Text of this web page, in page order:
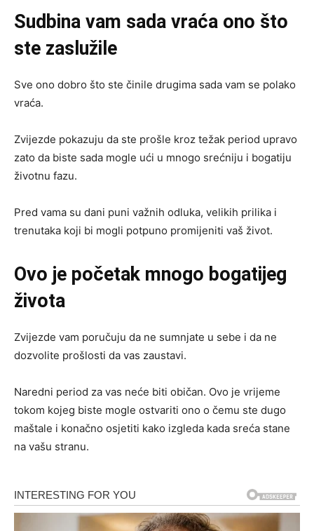
Sudbina vam sada vraća ono što
ste zaslužile
Sve ono dobro što ste činile drugima sada vam se polako
vraća.
Zvijezde pokazuju da ste prošle kroz težak period upravo
zato da biste sada mogle ući u mnogo srećniju i bogatiju
životnu fazu.
Pred vama su dani puni važnih odluka, velikih prilika i
trenutaka koji bi mogli potpuno promijeniti vaš život.
Ovo je početak mnogo bogatijeg
života
Zvijezde vam poručuju da ne sumnjate u sebe i da ne
dozvolite prošlosti da vas zaustavi.
Naredni period za vas neće biti običan. Ovo je vrijeme
tokom kojeg biste mogle ostvariti ono o čemu ste dugo
maštale i konačno osjetiti kako izgleda kada sreća stane
na vašu stranu.